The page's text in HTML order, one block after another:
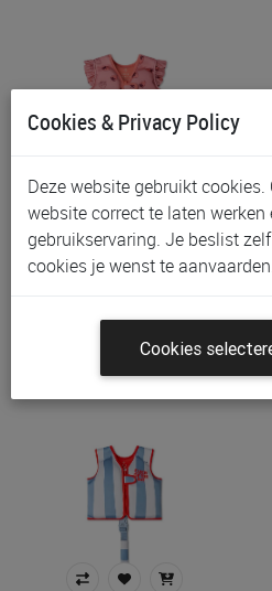
Zwemvest & Puddle
Jumper Swim Essentials…
€ 34,95
Cookies & Privacy Policy
Deze website gebruikt
website correct te laten
gebruikservaring. Je beslist
cookies je wenst te
Cookies